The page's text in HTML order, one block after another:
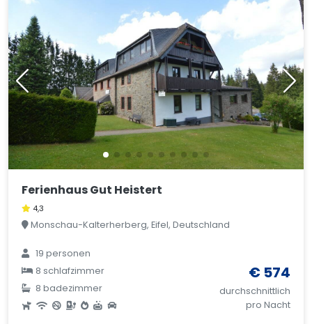
Ferienhaus Gut Heistert
4,3
Monschau-Kalterherberg, Eifel, Deutschland
19 personen
8 schlafzimmer
8 badezimmer
€ 574
durchschnittlich
pro Nacht